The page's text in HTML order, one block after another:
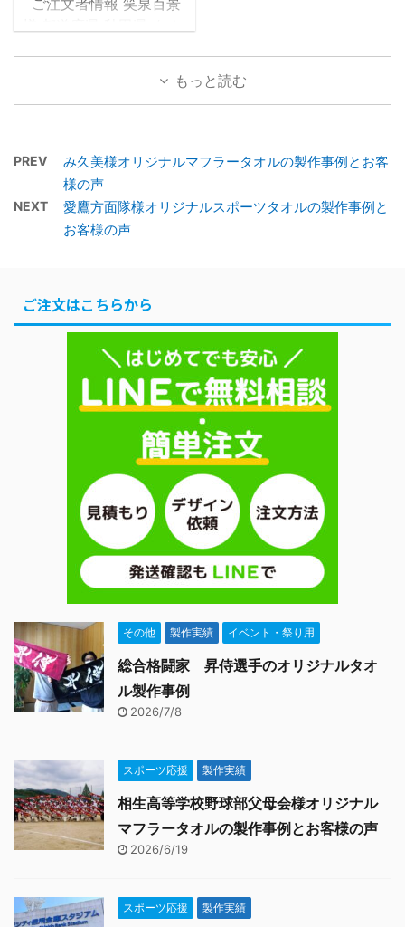
例1.1 デザイン確定までの
流れ1.2 確定したデザイ
ンデータ1.3 完成したタ
オルがこちら2 お客様の
紙3 担当者からの一言 フ
1.3 完成したタオルがこ
ちら2 お客様の声2.1 制
当者からの一言 フェイ
後タオルツクール営業日
の18日後に納品 補足 お
客様から頂いたデザイン
を基に製作 目次1 マフラ
ータオル製作事例1.1 デザ
1.3 完成したタオルがこ
ちら2 お客様の声2.1 制
作したオリジナルフェイ
スタオルでの集合写真
2.2 アンケート用紙3 担
当者からの一言 マフラー
もっと読む
PREV
み久美様オリジナルマフラータオルの製作事例とお客
様の声
NEXT
愛鷹方面隊様オリジナルスポーツタオルの製作事例と
お客様の声
ご注文はこちらから
その他 製作実績 イベント・祭り用
総合格闘家 昇侍選手のオリジナルタオ
ル製作事例
2026/7/8
スポーツ応援 製作実績
相生高等学校野球部父母会様オリジナル
マフラータオルの製作事例とお客様の声
2026/6/19
スポーツ応援 製作実績